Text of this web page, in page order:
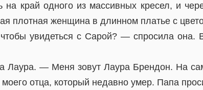
на край одного из массивных кресел, и
плотная женщина в длинном платье с
увидеться с Сарой? — спросила она.
Лаура. — Меня зовут Лаура Брендон. На
отца, который недавно умер. Папа